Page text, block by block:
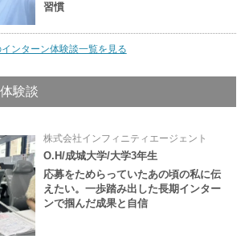
習慣
ンターン体験談一覧を見る
験談
株式会社インフィニティエージェント
O.H/成城大学/大学3年生
応募をためらっていたあの頃の私に伝
えたい。一歩踏み出した長期インター
ンで掴んだ成果と自信